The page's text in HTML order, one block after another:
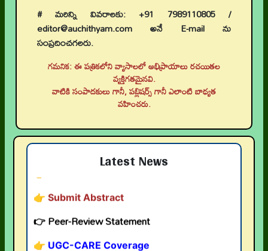
# మరిన్ని వివరాలకు: +91 7989110805 /
editor@auchithyam.com అనే E-mail ను
సంప్రదించగలరు.
గమనిక: ఈ పత్రికలోని వ్యాసాలలో అభిప్రాయాలు రచయితల
వ్యక్తిగతమైనవి.
వాటికి సంపాదకులు గానీ, పబ్లిషర్స్ గానీ ఎలాంటి బాధ్యత
వహించరు.
Latest News
👉 నవతరం పరిశోధనలు
👉 Current Issue
👉 Author Guidelines
👉 Submit Abstract
👉 Peer-Review Statement
👉 UGC-CARE Coverage
👉 UGC-CARE రద్దు